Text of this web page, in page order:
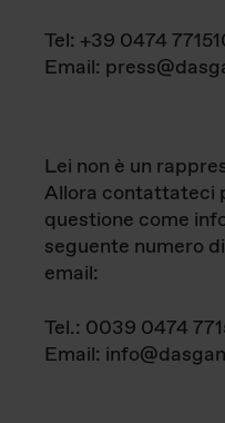
Tel: +39 0474
Email:
Lei non è un
Allora contattateci
questione come
seguente numero
email:
Tel.: 0039 0474
Email: